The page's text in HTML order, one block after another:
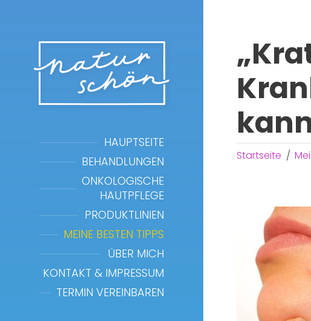
HAUPTSEITE
BEHANDLUNGEN
ONKOLOGISCHE
HAUTPFLEGE
PRODUKTLINIEN
MEINE BESTEN TIPPS
ÜBER MICH
KONTAKT & IMPRESSUM
TERMIN VEREINBAREN
Startseite